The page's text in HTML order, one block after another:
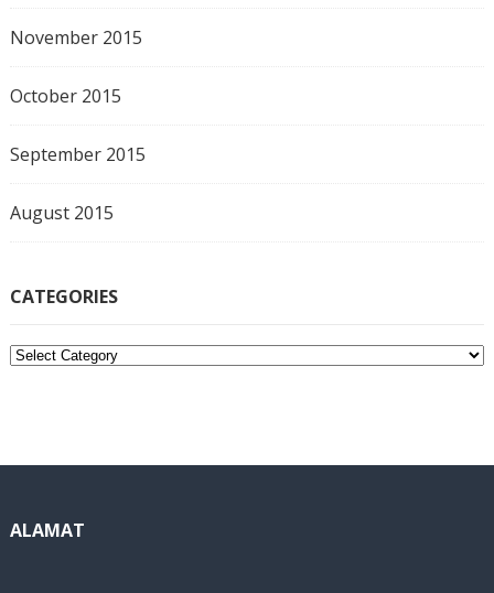
November 2015
October 2015
September 2015
August 2015
CATEGORIES
C
i
ALAMAT